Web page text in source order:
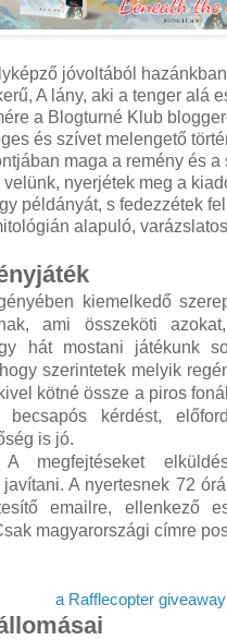
jóvoltából
A lány, aki a tenger alá
a Blogturné Klub
és szívet melengető
maga a remény és a
velünk, nyerjétek meg a
példányát, s fedezzétek
alapuló,
kiemelkedő
ami összeköti
hát mostani játékunk
szerintetek melyik
kötné össze a piros
becsapós kérdést,
is jó.
A megfejtéseket
javítani. A nyertesnek 72
emailre, ellenkező
magyarországi címre
a Rafflecopter giveaway